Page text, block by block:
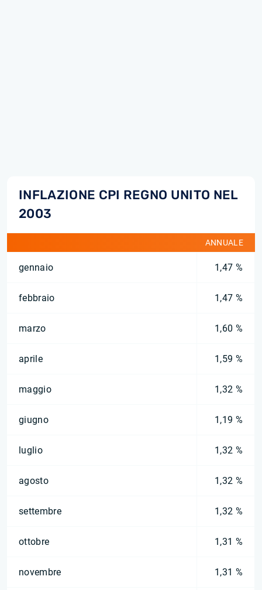
INFLAZIONE CPI REGNO UNITO NEL
2003
ANNUALE
gennaio 1,47 %
febbraio 1,47 %
marzo 1,60 %
aprile 1,59 %
maggio 1,32 %
giugno 1,19 %
luglio 1,32 %
agosto 1,32 %
settembre 1,32 %
ottobre 1,31 %
novembre 1,31 %